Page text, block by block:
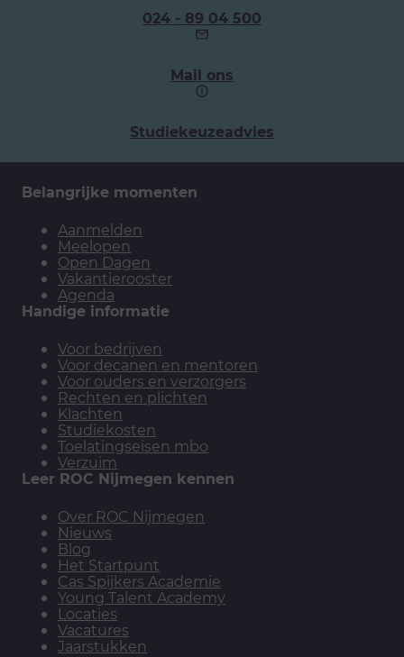
Ons
telefoonnummer:
024 - 89 04 500
Mail ons
Studiekeuzeadvies
Belangrijke momenten
Aanmelden
Meelopen
Open Dagen
Vakantierooster
Agenda
Handige informatie
Voor bedrijven
Voor decanen en mentoren
Voor ouders en verzorgers
Rechten en plichten
Klachten
Studiekosten
Toelatingseisen mbo
Verzuim
Leer ROC Nijmegen kennen
Over ROC Nijmegen
Nieuws
Blog
Het Startpunt
Cas Spijkers Academie
Young Talent Academy
Locaties
Vacatures
Jaarstukken